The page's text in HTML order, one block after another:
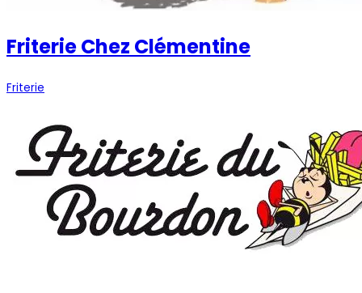
Friterie Chez Clémentine
Friterie